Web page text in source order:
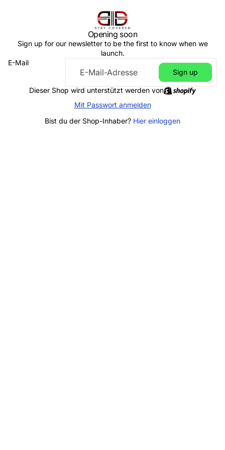
Opening soon
Sign up for our newsletter to be the first to know when we
launch.
E-Mail
Sign up
Dieser Shop wird unterstützt werden von
Mit Passwort anmelden
Bist du der Shop-Inhaber? Hier einloggen